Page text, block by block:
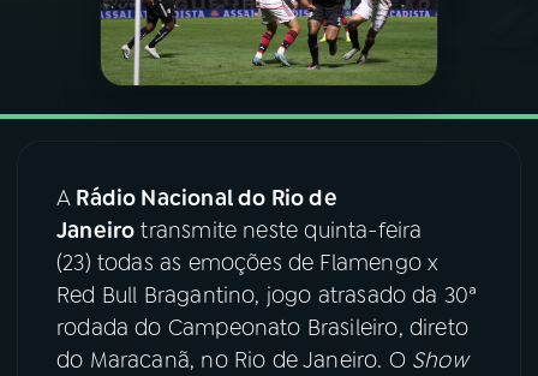
VIDEOCASTS
FESTIVAL DE MÚSICA
ACOMPANHE A RÁDIO NACIONAL
A Rádio Nacional do Rio de
Janeiro transmite neste quinta-feira
(23) todas as emoções de Flamengo x
Red Bull Bragantino, jogo atrasado da 30ª
rodada do Campeonato Brasileiro, direto
do Maracanã, no Rio de Janeiro. O Show